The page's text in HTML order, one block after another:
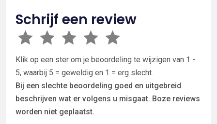
Schrijf een review
Klik op een ster om je beoordeling te wijzigen van 1 -
5, waarbij 5 = geweldig en 1 = erg slecht.
Bij een slechte beoordeling goed en uitgebreid
beschrijven wat er volgens u misgaat. Boze reviews
worden niet geplaatst.